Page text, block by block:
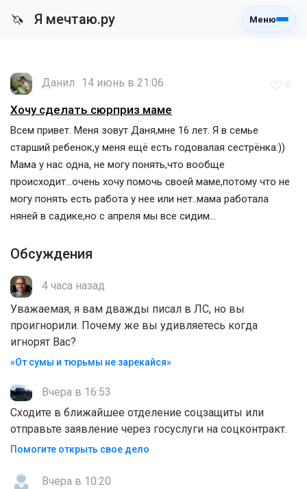
🦄 Я мечтаю.ру Меню
Данил 14 июнь в 21:06 0
Хочу сделать сюрприз маме
Всем привет. Меня зовут Даня,мне 16 лет. Я в семье
старший ребенок,у меня ещё есть годовалая сестрёнка:))
Мама у нас одна, не могу понять,что вообще
происходит...очень хочу помочь своей маме,потому что не
могу понять есть работа у нее или нет..мама работала
няней в садике,но с апреля мы все сидим...
Обсуждения
4 часа назад
Уважаемая, я вам дважды писал в ЛС, но вы
проигнорили. Почему же вы удивляетесь когда
игнорят Вас?
«От сумы и тюрьмы не зарекайся»
Вчера в 16:53
Сходите в ближайшее отделение соцзащиты или
отправьте заявление через госуслуги на соцконтракт.
Помогите открыть свое дело
Вчера в 10:20